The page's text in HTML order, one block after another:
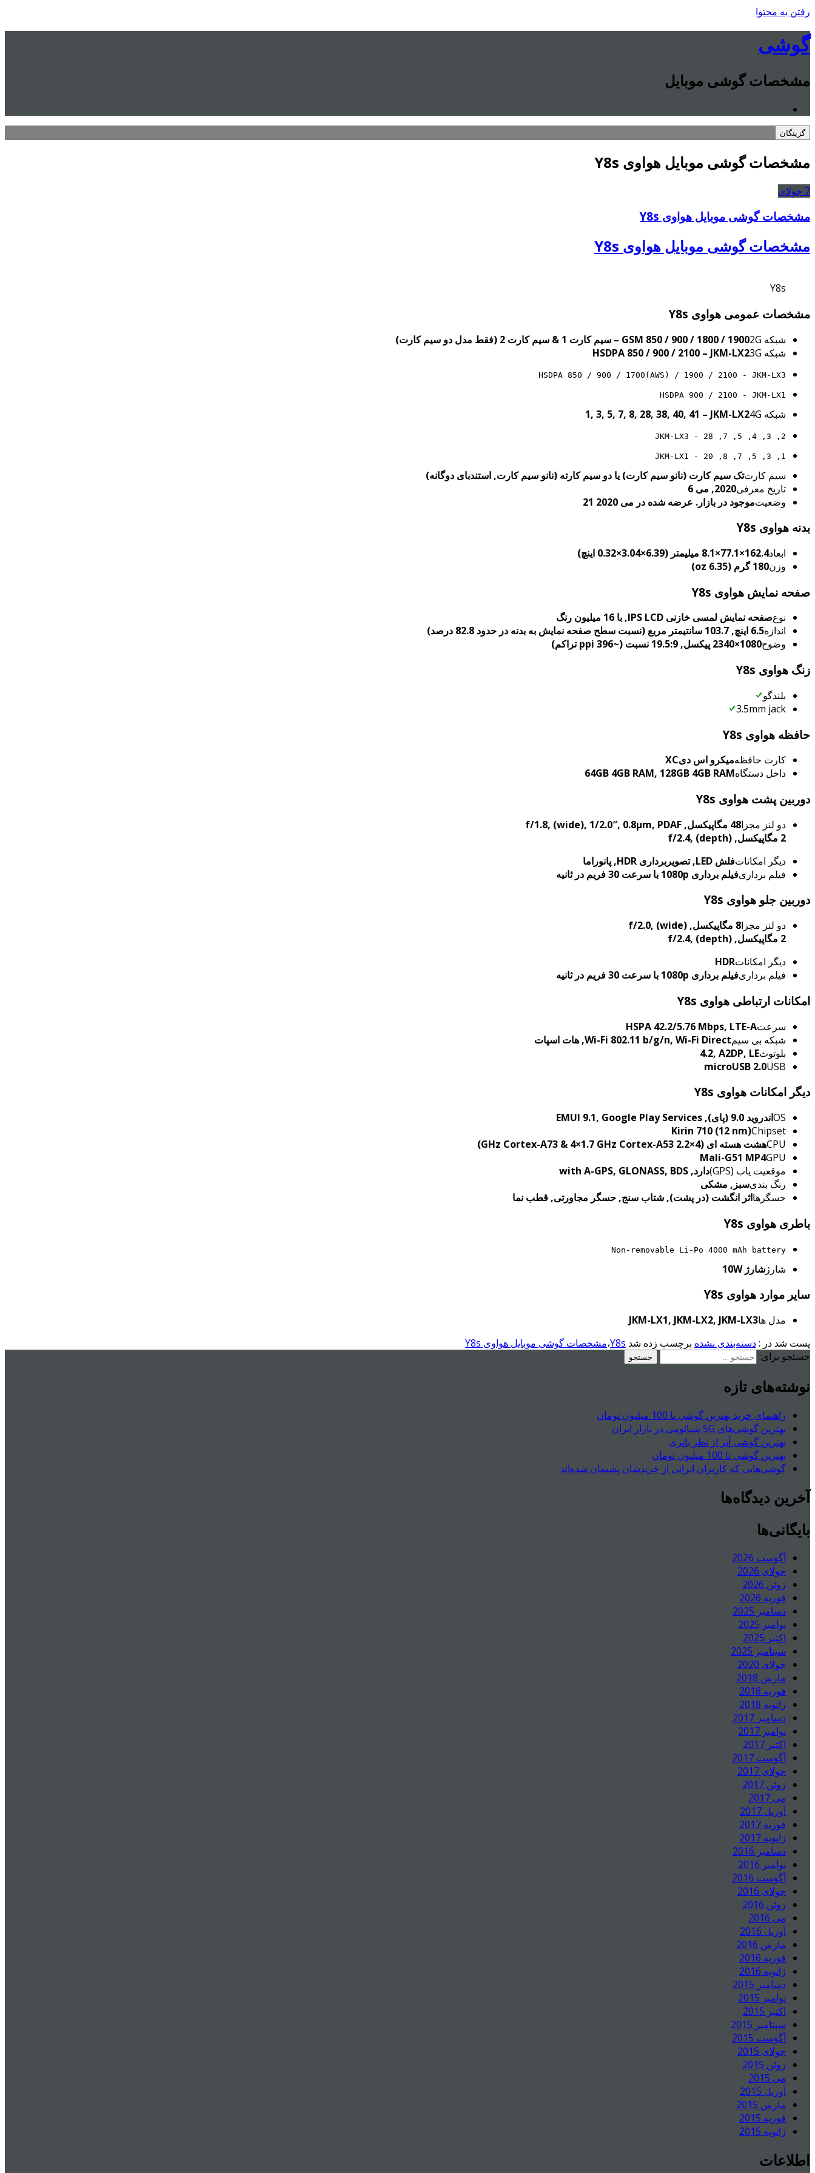
رفتن به محتوا
گوشی
مشخصات گوشی موبایل
گزینگان
مشخصات گوشی موبایل هواوی Y8s
7 جولای
مشخصات گوشی موبایل هواوی Y8s
مشخصات گوشی موبایل هواوی Y8s
Y8s
مشخصات عمومی هواوی Y8s
شبکه 2G
GSM 850 / 900 / 1800 / 1900 – سیم کارت 1 & سیم کارت 2 (فقط مدل دو سیم کارت)
شبکه 3G
HSDPA 850 / 900 / 2100 – JKM-LX2
HSDPA 850 / 900 / 1700(AWS) / 1900 / 2100 - JKM-LX3
HSDPA 900 / 2100 - JKM-LX1
شبکه 4G 1, 3, 5, 7, 8, 28, 38, 40, 41 – JKM-LX2
2, 3, 4, 5, 7, 28 - JKM-LX3
1, 3, 5, 7, 8, 20 - JKM-LX1
سیم کارتتک سیم کارت (نانو سیم کارت) یا دو سیم کارته (نانو سیم کارت, استندبای دوگانه)
تاریخ معرفی2020, می 6
وضعیتموجود در بازار. عرضه شده در می 2020 21
بدنه هواوی Y8s
ابعاد162.4×77.1×8.1 میلیمتر (6.39×3.04×0.32 اینچ)
وزن180 گرم (6.35 oz)
صفحه نمایش هواوی Y8s
نوعصفحه نمایش لمسی خازنی IPS LCD, با 16 میلیون رنگ
اندازه6.5 اینچ, 103.7 سانتیمتر مربع (نسبت سطح صفحه نمایش به بدنه در حدود 82.8 درصد)
وضوح1080×2340 پیکسل, 19.5:9 نسبت (~396 ppi تراکم)
زنگ هواوی Y8s
بلندگو
3.5mm jack
حافظه هواوی Y8s
کارت حافظهمیکرو اس دیXC
داخل دستگاه64GB 4GB RAM, 128GB 4GB RAM
دوربین پشت هواوی Y8s
دو لنز مجزا48 مگاپیکسل, f/1.8, (wide), 1/2.0″, 0.8µm, PDAF
2 مگاپیکسل, f/2.4, (depth)
دیگر امکاناتفلش LED, تصویربرداری HDR, پانوراما
فیلم برداریفیلم برداری 1080p با سرعت 30 فریم در ثانیه
دوربین جلو هواوی Y8s
دو لنز مجزا8 مگاپیکسل, f/2.0, (wide)
2 مگاپیکسل, f/2.4, (depth)
دیگر امکاناتHDR
فیلم برداریفیلم برداری 1080p با سرعت 30 فریم در ثانیه
امکانات ارتباطی هواوی Y8s
سرعتHSPA 42.2/5.76 Mbps, LTE-A
شبکه بی سیمWi-Fi 802.11 b/g/n, Wi-Fi Direct, هات اسپات
بلوتوث4.2, A2DP, LE
USB
microUSB 2.0
دیگر امکانات هواوی Y8s
OSاندروید 9.0 (پای), EMUI 9.1, Google Play Services
Chipset
Kirin 710 (12 nm)
CPUهشت هسته ای (4×2.2 GHz Cortex-A73 & 4×1.7 GHz Cortex-A53)
GPU
Mali-G51 M‍P4
موقعیت یاب (GPS)
دارد, with A-GPS, GLONASS, BDS
رنگ بندیسبز, مشکی
حسگرهااثر انگشت (در پشت), شتاب سنج, حسگر مجاورتی, قطب نما
باطری هواوی Y8s
Non-removable Li-Po 4000 mAh battery
شارژشارژ 10W
سایر موارد هواوی Y8s
مدل هاJKM-LX1, JKM-LX2, JKM-LX3
پست شد در :دسته‌بندی نشده برچسب زده شد Y8s،مشخصات گوشی موبایل هواوی Y8s
جستجو برای:
نوشته‌های تازه
راهنمای خرید بهترین گوشی تا 100 میلیون تومان
بهترین گوشی‌های 5G شیائومی در بازار ایران
بهترین گوشی آنر از نظر باتری
بهترین گوشی تا 100 میلیون تومان
گوشی‌هایی که کاربران ایرانی از خریدشان پشیمان شده‌اند
آخرین دیدگاه‌ها
بایگانی‌ها
آگوست 2026
جولای 2026
ژوئن 2026
فوریه 2026
دسامبر 2025
نوامبر 2025
اکتبر 2025
سپتامبر 2025
جولای 2020
مارس 2018
فوریه 2018
ژانویه 2018
دسامبر 2017
نوامبر 2017
اکتبر 2017
آگوست 2017
جولای 2017
ژوئن 2017
می 2017
آوریل 2017
فوریه 2017
ژانویه 2017
دسامبر 2016
نوامبر 2016
آگوست 2016
جولای 2016
ژوئن 2016
می 2016
آوریل 2016
مارس 2016
فوریه 2016
ژانویه 2016
دسامبر 2015
نوامبر 2015
اکتبر 2015
سپتامبر 2015
آگوست 2015
جولای 2015
ژوئن 2015
می 2015
آوریل 2015
مارس 2015
فوریه 2015
ژانویه 2015
اطلاعات